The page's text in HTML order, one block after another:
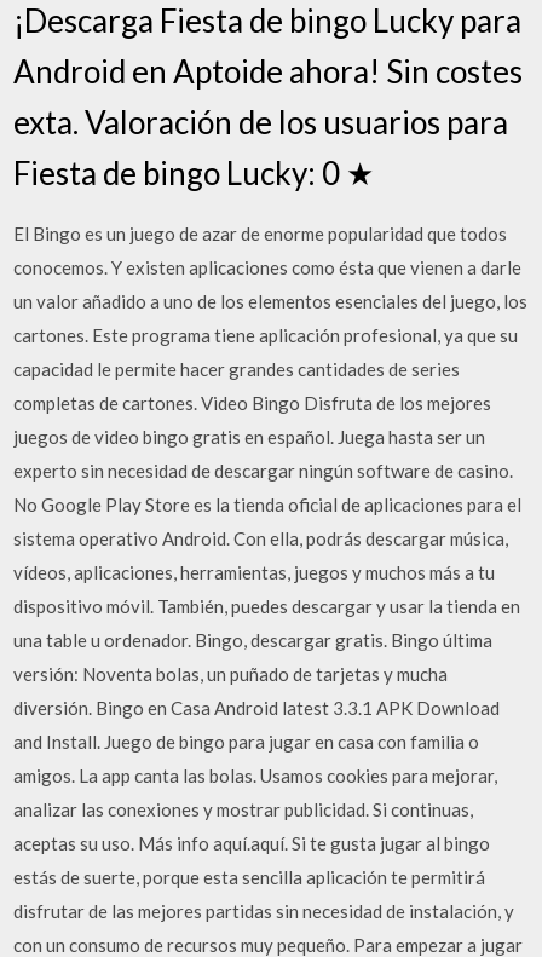
¡Descarga Fiesta de bingo Lucky para
Android en Aptoide ahora! Sin costes
exta. Valoración de los usuarios para
Fiesta de bingo Lucky: 0 ★
El Bingo es un juego de azar de enorme popularidad que todos
conocemos. Y existen aplicaciones como ésta que vienen a darle
un valor añadido a uno de los elementos esenciales del juego, los
cartones. Este programa tiene aplicación profesional, ya que su
capacidad le permite hacer grandes cantidades de series
completas de cartones. Video Bingo Disfruta de los mejores
juegos de video bingo gratis en español. Juega hasta ser un
experto sin necesidad de descargar ningún software de casino.
No Google Play Store es la tienda oficial de aplicaciones para el
sistema operativo Android. Con ella, podrás descargar música,
vídeos, aplicaciones, herramientas, juegos y muchos más a tu
dispositivo móvil. También, puedes descargar y usar la tienda en
una table u ordenador. Bingo, descargar gratis. Bingo última
versión: Noventa bolas, un puñado de tarjetas y mucha
diversión. Bingo en Casa Android latest 3.3.1 APK Download
and Install. Juego de bingo para jugar en casa con familia o
amigos. La app canta las bolas. Usamos cookies para mejorar,
analizar las conexiones y mostrar publicidad. Si continuas,
aceptas su uso. Más info aquí.aquí. Si te gusta jugar al bingo
estás de suerte, porque esta sencilla aplicación te permitirá
disfrutar de las mejores partidas sin necesidad de instalación, y
con un consumo de recursos muy pequeño. Para empezar a jugar